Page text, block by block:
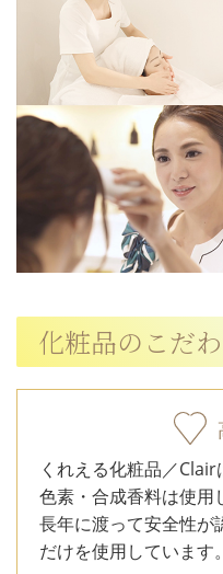
化粧品のこだ
くれえる化粧品／
色素・合成香料は使用
長年に渡って安全性が
だけを使用しています。